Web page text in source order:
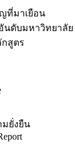
ที่มาเยือน
นดับมหาวิทยาลัย
สูตร
มยั่งยืน